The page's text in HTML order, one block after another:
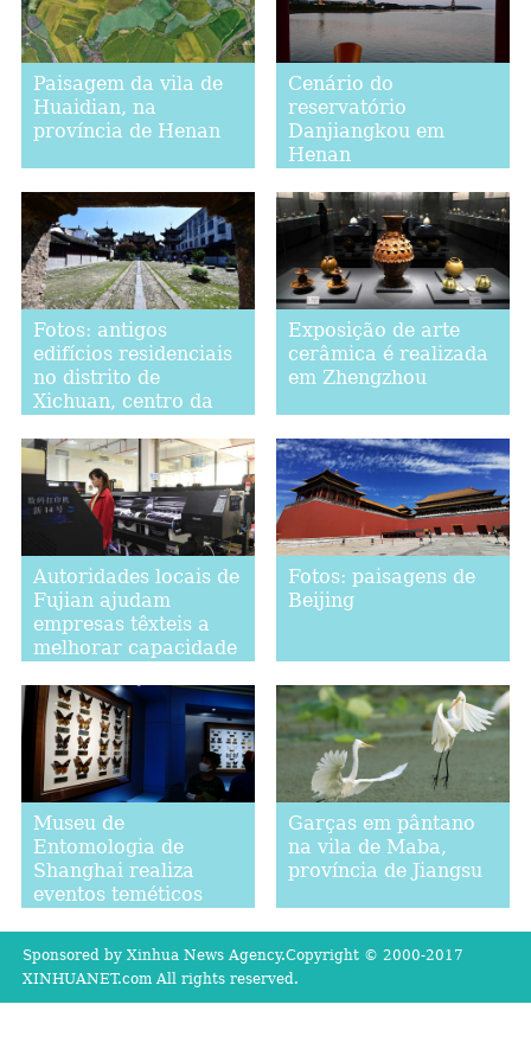
Paisagem da vila de
Huaidian, na
província de Henan
Cenário do
reservatório
Danjiangkou em
Henan
Fotos: antigos
edifícios residenciais
no distrito de
Xichuan, centro da
Exposição de arte
cerâmica é realizada
em Zhengzhou
Autoridades locais de
Fujian ajudam
empresas têxteis a
melhorar capacidade
Fotos: paisagens de
Beijing
Museu de
Entomologia de
Shanghai realiza
eventos teméticos
Garças em pântano
na vila de Maba,
província de Jiangsu
Sponsored by Xinhua News Agency.Copyright © 2000-2017
XINHUANET.com All rights reserved.